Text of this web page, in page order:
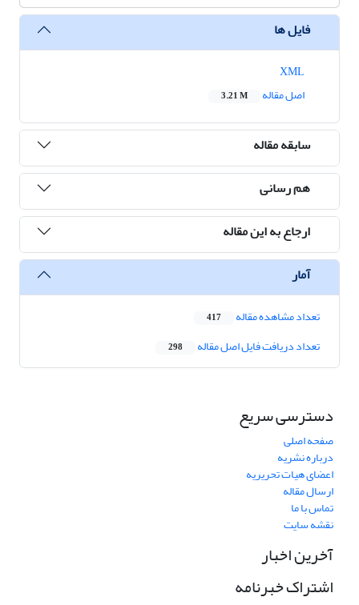
فایل ها
اصل مقاله
3.21 M
سابقه مقاله
هم رسانی
ارجاع به این مقاله
آمار
تعداد مشاهده مقاله 417
تعداد دریافت فایل اصل مقاله 298
دسترسی سریع
صفحه اصلی
درباره نشریه
اعضای هیات تحریریه
ارسال مقاله
تماس با ما
نقشه سایت
آخرین اخبار
اشتراک خبرنامه